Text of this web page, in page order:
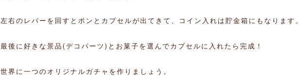
左右のレバーを回すとポンとカプセルが出てきて、コイン入れは貯金箱にもなります。
最後に好きな景品(デコパーツ)とお菓子を選んでカプセルに入れたら完成！
世界に一つのオリジナルガチャを作りましょう。